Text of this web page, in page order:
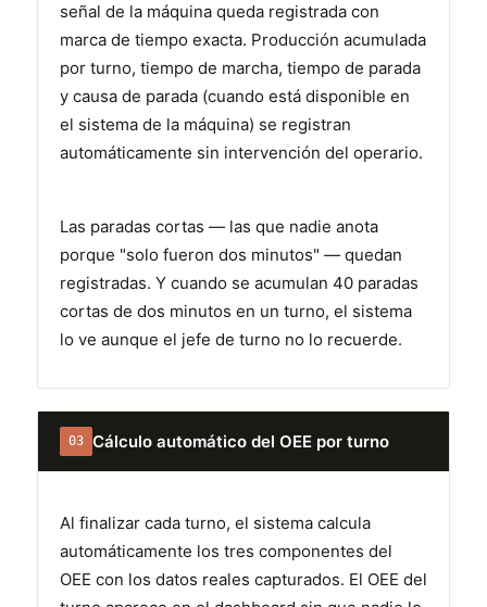
señal de la máquina queda registrada con
marca de tiempo exacta. Producción acumulada
por turno, tiempo de marcha, tiempo de parada
y causa de parada (cuando está disponible en
el sistema de la máquina) se registran
automáticamente sin intervención del operario.
Las paradas cortas — las que nadie anota
porque "solo fueron dos minutos" — quedan
registradas. Y cuando se acumulan 40 paradas
cortas de dos minutos en un turno, el sistema
lo ve aunque el jefe de turno no lo recuerde.
03 Cálculo automático del OEE por turno
Al finalizar cada turno, el sistema calcula
automáticamente los tres componentes del
OEE con los datos reales capturados. El OEE del